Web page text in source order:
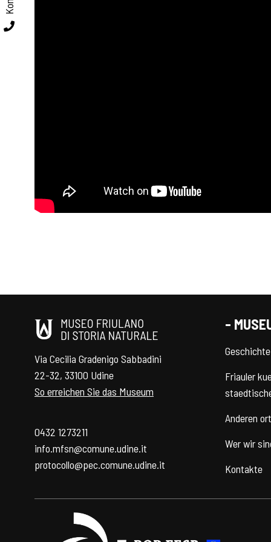
Via Cecilia Gradenigo Sabbadini
22-32, 33100 Udine
So erreichen Sie das Museum
0432 1273211
info.mfsn@comune.udine.it
protocollo@pec.comune.udine.it
-
Geschichte
Friauler
Anderen
Wer wir
Kontakte